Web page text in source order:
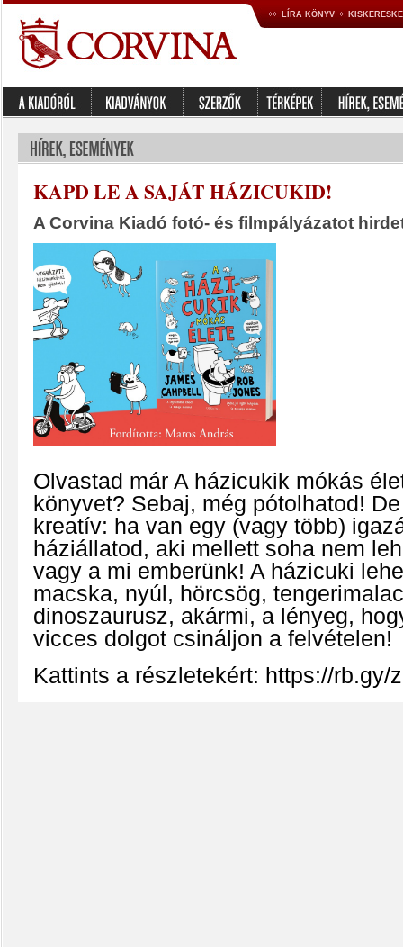
LÍRA KÖNYV
KAPD LE A SAJÁT HÁZICUKID!
A Corvina Kiadó fotó- és filmpályázatot
Olvastad már A házicukik mókás
könyvet? Sebaj, még pótolhatod!
kreatív: ha van egy (vagy több)
háziállatod, aki mellett soha nem
vagy a mi emberünk! A házicuki
macska, nyúl, hörcsög,
dinoszaurusz, akármi, a lényeg,
vicces dolgot csináljon a felvételen!
Kattints a részletekért: https://rb.gy/